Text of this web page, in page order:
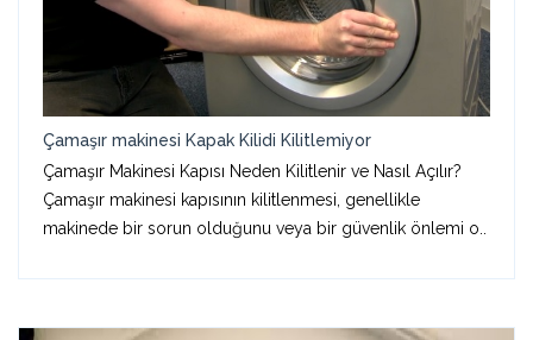
Çamaşır makinesi Kapak Kilidi Kilitlemiyor
Çamaşır Makinesi Kapısı Neden Kilitlenir ve Nasıl Açılır?
Çamaşır makinesi kapısının kilitlenmesi, genellikle
makinede bir sorun olduğunu veya bir güvenlik önlemi o..